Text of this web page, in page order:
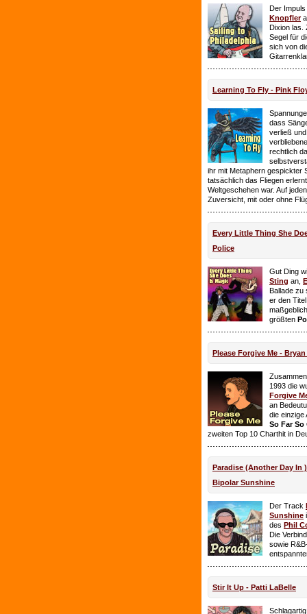
Der
Knopfler
Dixion las.
Segel für
sich von
Learning To Fly - Pink
dass
verließ
rechtlich
ihr mit Metaphern gespickter
tatsächlich das Fliegen
Weltgeschehen war. Auf
Zuversicht, mit oder ohne
Every Little Thing She
Police
Gut Ding
Sting an,
Ballade zu
er den
größten
Please Forgive Me -
1993 die
Forgive
an
die einzige
So Far So
zweiten Top 10 Charthit in
Paradise (Another Day In
Bipolar Sunshine
Der Track
Sunshine
des Phil
Die
sowie
Stir It Up - Patti LaBelle